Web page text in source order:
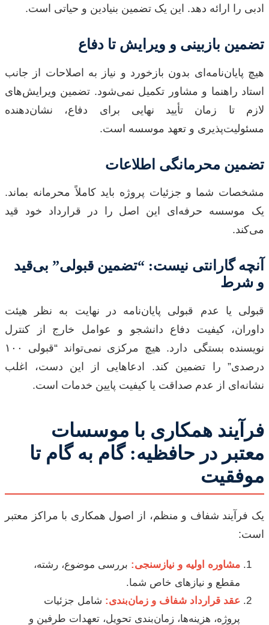
ادبی را ارائه دهد. این یک تضمین بنیادین و حیاتی است.
تضمین بازبینی و ویرایش تا دفاع
هیچ پایان‌نامه‌ای بدون بازخورد و نیاز به اصلاحات از جانب
استاد راهنما و مشاور تکمیل نمی‌شود. تضمین ویرایش‌های
لازم تا زمان تأیید نهایی برای دفاع، نشان‌دهنده
مسئولیت‌پذیری و تعهد موسسه است.
تضمین محرمانگی اطلاعات
مشخصات شما و جزئیات پروژه باید کاملاً محرمانه بماند.
یک موسسه حرفه‌ای این اصل را در قرارداد خود قید
می‌کند.
آنچه گارانتی نیست: “تضمین قبولی” بی‌قید
و شرط
قبولی یا عدم قبولی پایان‌نامه در نهایت به نظر هیئت
داوران، کیفیت دفاع دانشجو و عوامل خارج از کنترل
نویسنده بستگی دارد. هیچ مرکزی نمی‌تواند “قبولی ۱۰۰
درصدی” را تضمین کند. ادعاهایی از این دست، اغلب
نشانه‌ای از عدم صداقت یا کیفیت پایین خدمات است.
فرآیند همکاری با موسسات
معتبر در حافظیه: گام به گام تا
موفقیت
یک فرآیند شفاف و منظم، از اصول همکاری با مراکز معتبر
است:
مشاوره اولیه و نیازسنجی: بررسی موضوع، رشته،
مقطع و نیازهای خاص شما.
عقد قرارداد شفاف و زمان‌بندی: شامل جزئیات
پروژه، هزینه‌ها، زمان‌بندی تحویل، تعهدات طرفین و